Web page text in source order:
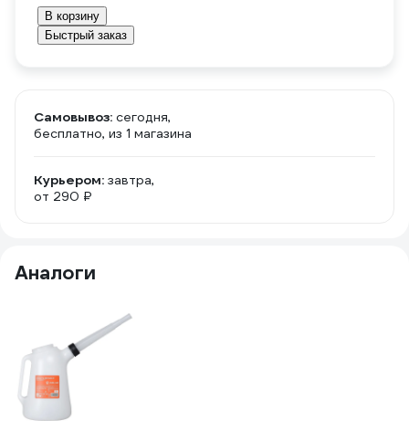
В корзину
Быстрый заказ
Самовывоз: сегодня,
бесплатно, из 1 магазина
Курьером: завтра,
от 290 ₽
Аналоги